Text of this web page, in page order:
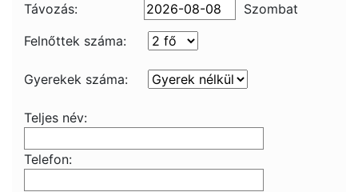
Távozás:
Szombat
Felnőttek száma:
Gyerekek száma:
Teljes név:
Telefon: